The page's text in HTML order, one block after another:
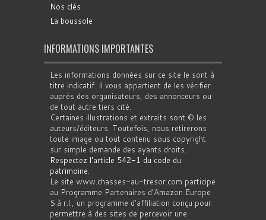
Nos clés
La boussole
INFORMATIONS IMPORTANTES
Les informations données sur ce site le sont à
titre indicatif. Il vous appartient de les vérifier
auprès des organisateurs, des annonceurs ou
de tout autre tiers cité.
Certaines illustrations et extraits sont © les
auteurs/éditeurs. Toutefois, nous retirerons
toute image ou tout contenu sous copyright
sur simple demande des ayants droits.
Respectez l'article 542-1 du code du
patrimoine.
Le site www.chasses-au-tresor.com participe
au Programme Partenaires d’Amazon Europe
S.à r.l., un programme d’affiliation conçu pour
permettre à des sites de percevoir une